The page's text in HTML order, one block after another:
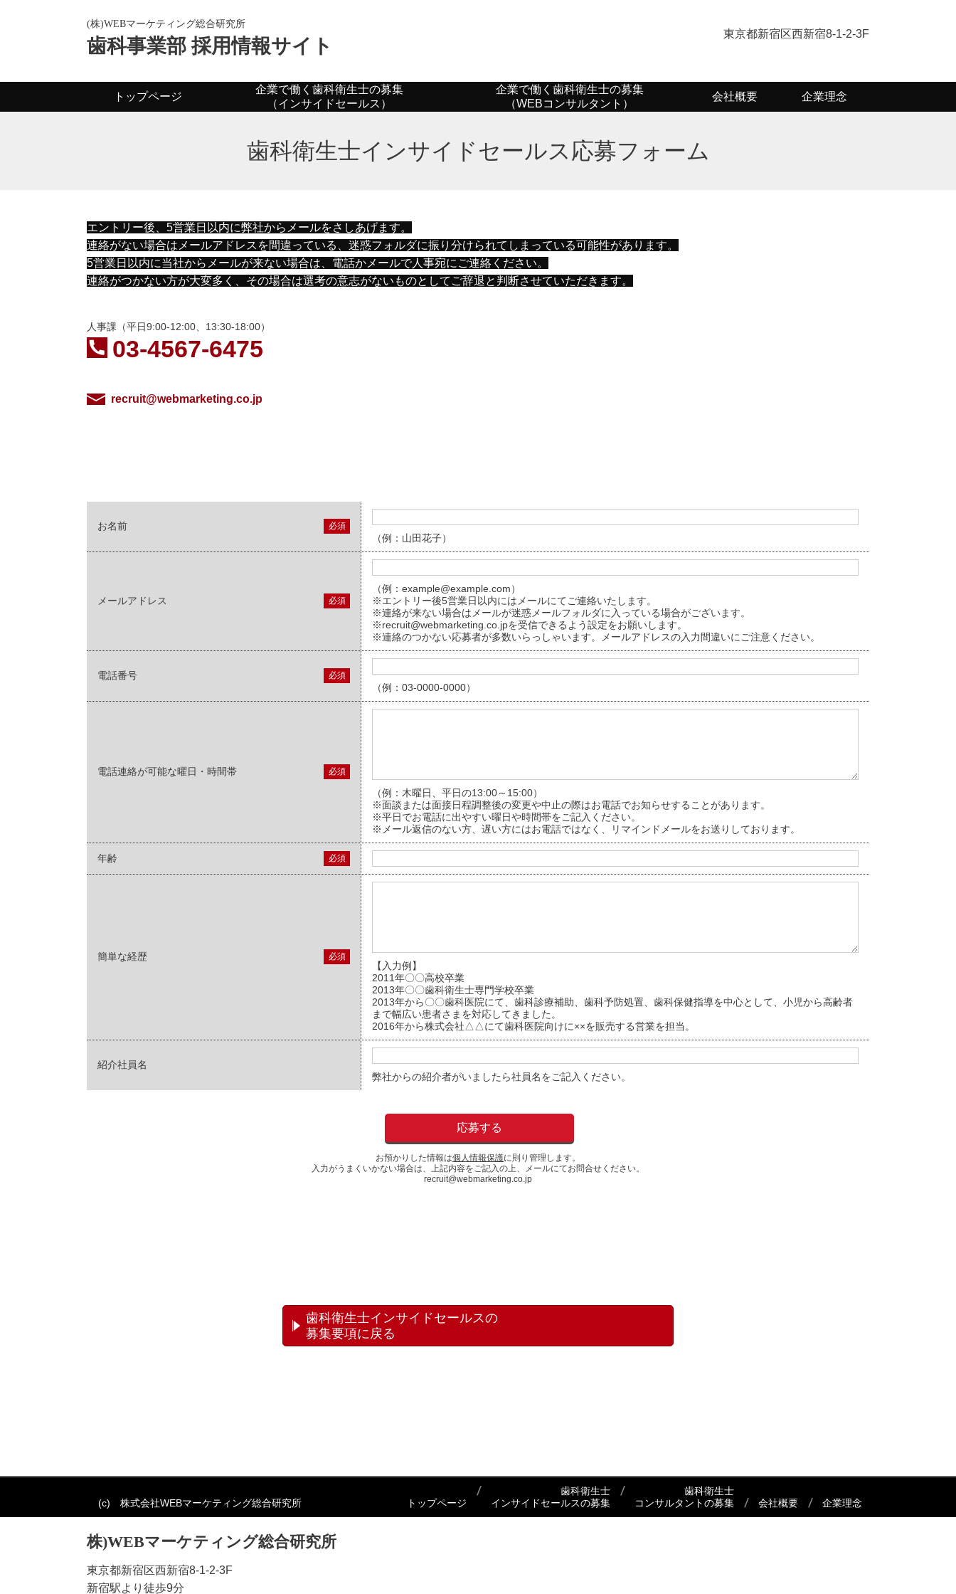
(株)WEBマーケティング総合研究所
歯科事業部 採用情報サイト
東京都新宿区西新宿8-1-2-3F
トップページ
企業で働く歯科衛生士の募集
（インサイドセールス）
企業で働く歯科衛生士の募集
（WEBコンサルタント）
会社概要 企業理念
歯科衛生士インサイドセールス応募フォーム
エントリー後、5営業日以内に弊社からメールをさしあげます。
連絡がない場合はメールアドレスを間違っている、迷惑フォルダに振り分けられてしまっている可能性があります。
5営業日以内に当社からメールが来ない場合は、電話かメールで人事宛にご連絡ください。
連絡がつかない方が大変多く、その場合は選考の意志がないものとしてご辞退と判断させていただきます。
人事課（平日9:00-12:00、13:30-18:00）
03-4567-6475
recruit@webmarketing.co.jp
お名前 必須
（例：山田花子）
メールアドレス 必須
（例：example@example.com）
※エントリー後5営業日以内にはメールにてご連絡いたします。
※連絡が来ない場合はメールが迷惑メールフォルダに入っている場合がございます。
※recruit@webmarketing.co.jpを受信できるよう設定をお願いします。
※連絡のつかない応募者が多数いらっしゃいます。メールアドレスの入力間違いにご注意ください。
電話番号 必須
（例：03-0000-0000）
電話連絡が可能な曜日・時間帯 必須
（例：木曜日、平日の13:00～15:00）
※面談または面接日程調整後の変更や中止の際はお電話でお知らせすることがあります。
※平日でお電話に出やすい曜日や時間帯をご記入ください。
※メール返信のない方、遅い方にはお電話ではなく、リマインドメールをお送りしております。
年齢 必須
簡単な経歴 必須
【入力例】
2011年〇〇高校卒業
2013年〇〇歯科衛生士専門学校卒業
2013年から〇〇歯科医院にて、歯科診療補助、歯科予防処置、歯科保健指導を中心として、小児から高齢者
まで幅広い患者さまを対応してきました。
2016年から株式会社△△にて歯科医院向けに××を販売する営業を担当。
紹介社員名
弊社からの紹介者がいましたら社員名をご記入ください。
お預かりした情報は個人情報保護に則り管理します。
入力がうまくいかない場合は、上記内容をご記入の上、メールにてお問合せください。
recruit@webmarketing.co.jp
歯科衛生士インサイドセールスの
募集要項に戻る
(c) 株式会社WEBマーケティング総合研究所 トップページ
歯科衛生士
インサイドセールスの募集
歯科衛生士
コンサルタントの募集
会社概要 企業理念
株)WEBマーケティング総合研究所
東京都新宿区西新宿8-1-2-3F
新宿駅より徒歩9分